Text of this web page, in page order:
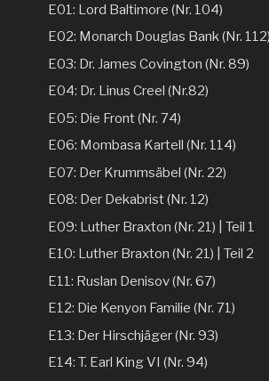
E01: Lord Baltimore (Nr. 104)
E02: Monarch Douglas Bank (Nr. 112)
E03: Dr. James Covington (Nr. 89)
E04: Dr. Linus Creel (Nr.82)
E05: Die Front (Nr. 74)
E06: Mombasa Kartell (Nr. 114)
E07: Der Krummsäbel (Nr. 22)
E08: Der Dekabrist (Nr. 12)
E09: Luther Braxton (Nr. 21) | Teil 1
E10: Luther Braxton (Nr. 21) | Teil 2
E11: Ruslan Denisov (Nr. 67)
E12: Die Kenyon Familie (Nr. 71)
E13: Der Hirschjäger (Nr. 93)
E14: T. Earl King VI (Nr. 94)